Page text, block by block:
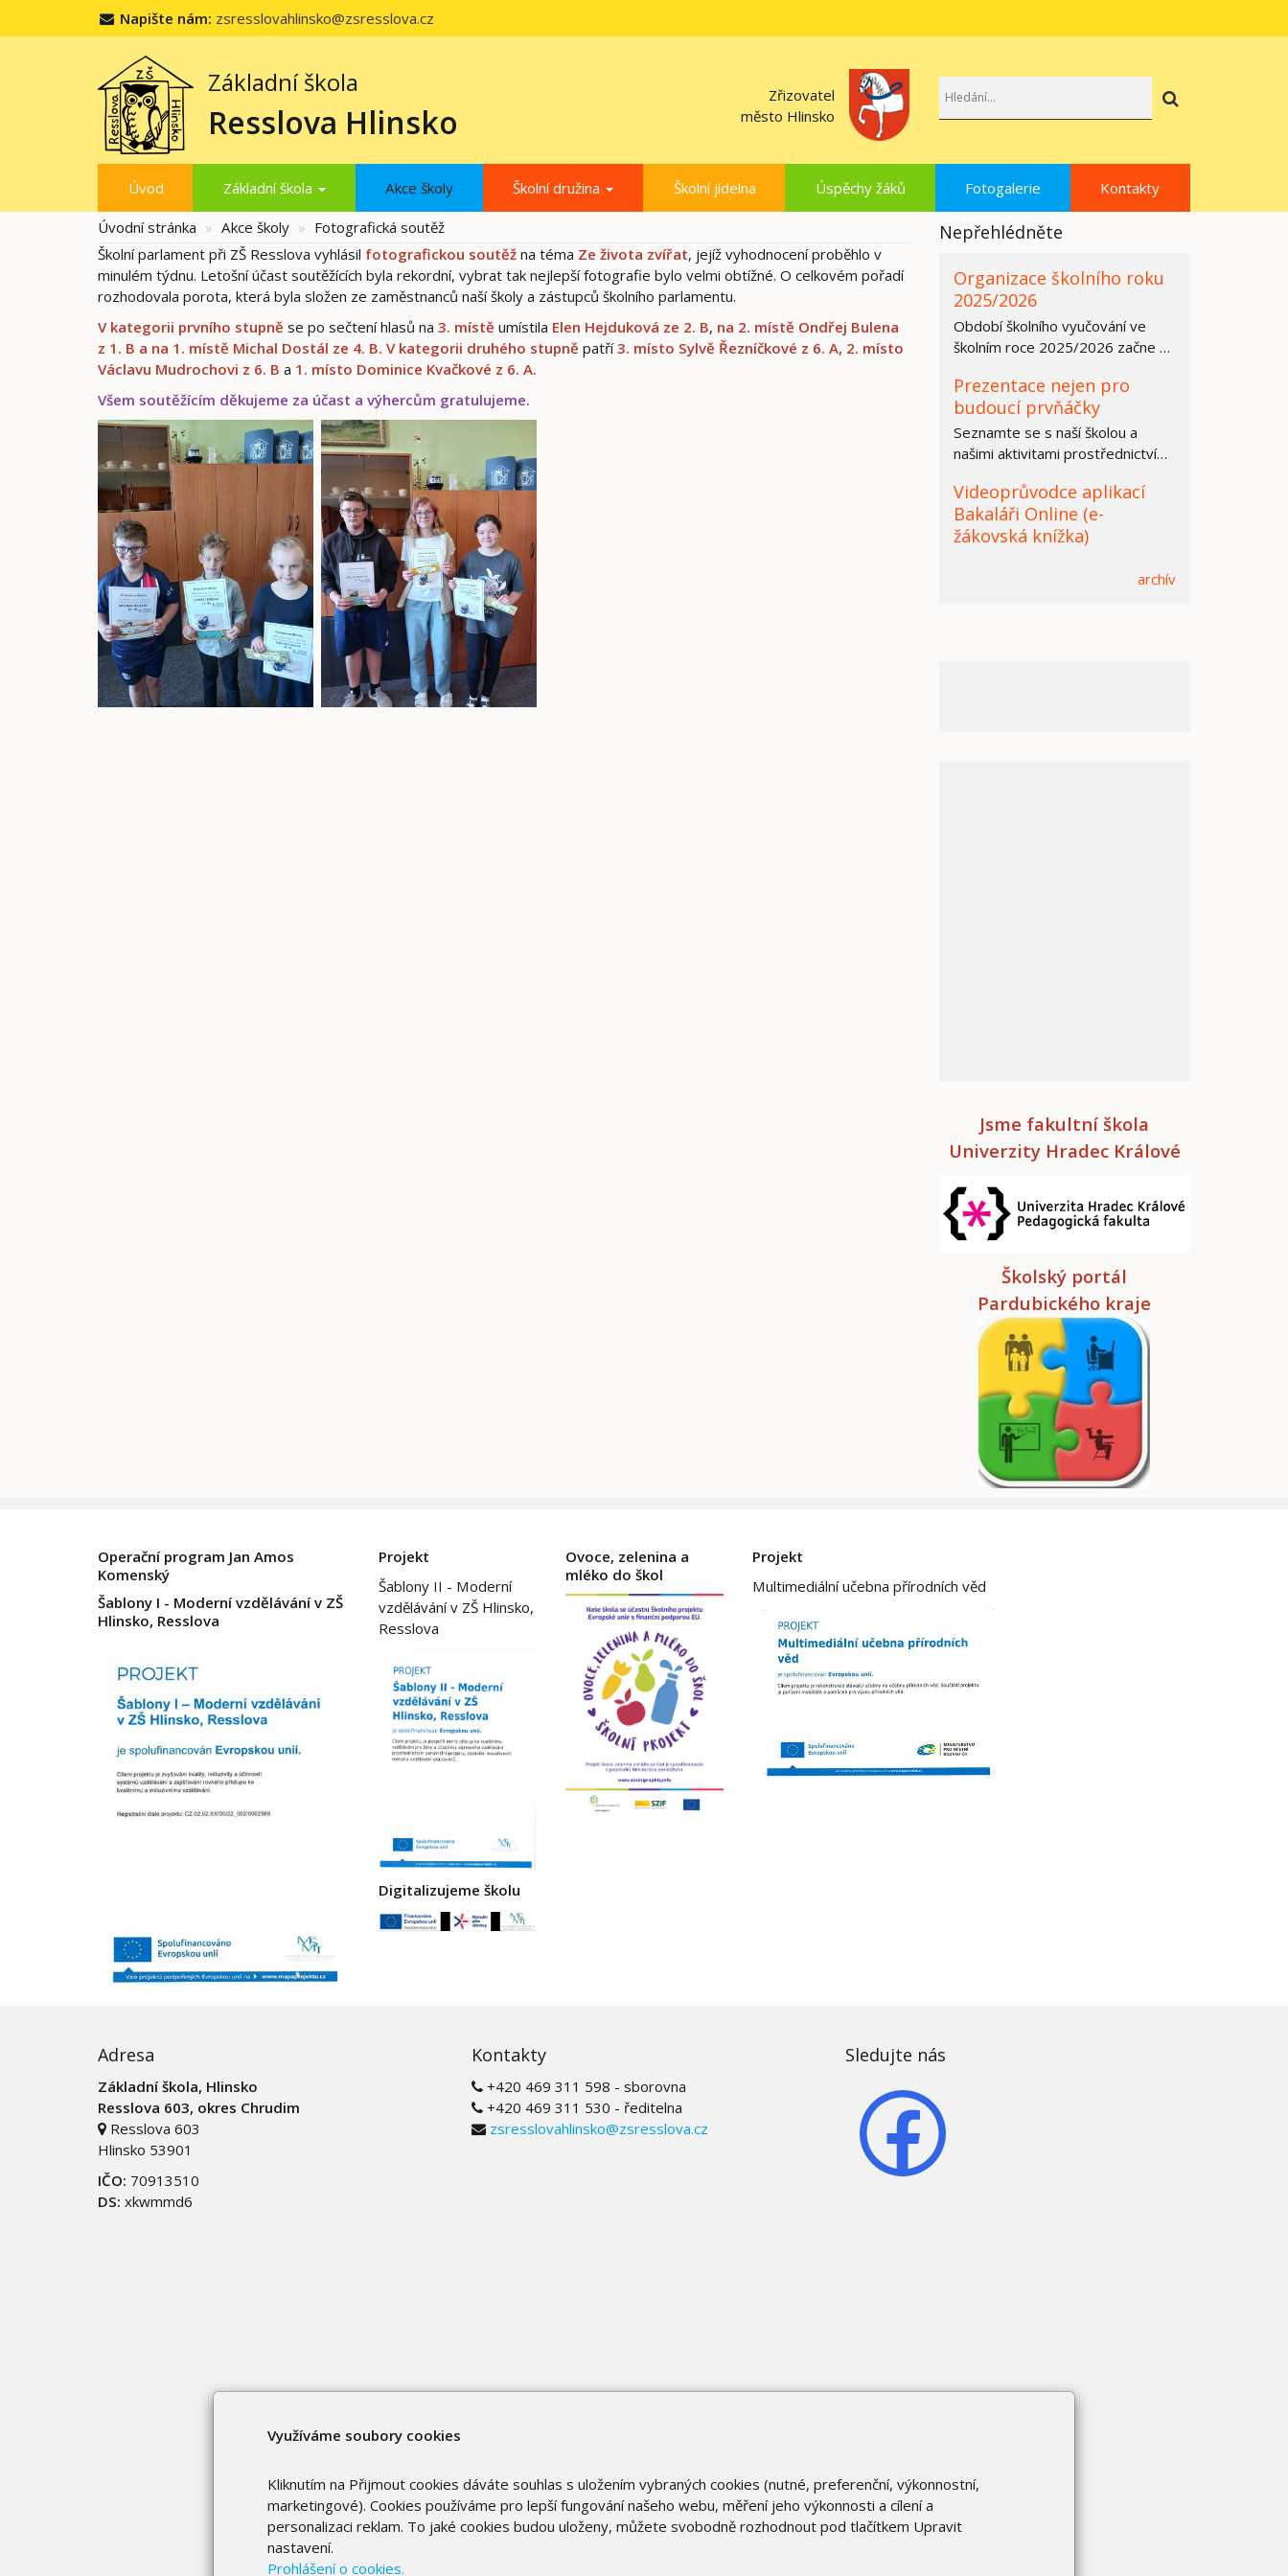
Napište nám: zsresslovahlinsko@zsresslova.cz
Základní škola
Resslova Hlinsko
Zřizovatel
město Hlinsko
Úvod Základní škola Akce školy Školní družina Školní jídelna Úspěchy žáků Fotogalerie Kontakty
Úvodní stránka Akce školy
Fotografická soutěž
Školní parlament při ZŠ Resslova vyhlásil fotografickou soutěž na téma Ze života zvířat, jejíž vyhodnocení proběhlo v
minulém týdnu. Letošní účast soutěžících byla rekordní, vybrat tak nejlepší fotografie bylo velmi obtížné. O celkovém pořadí
rozhodovala porota, která byla složen ze zaměstnanců naší školy a zástupců školního parlamentu.
V kategorii prvního stupně se po sečtení hlasů na 3. místě umístila Elen Hejduková ze 2. B, na 2. místě Ondřej Bulena
z 1. B a na 1. místě Michal Dostál ze 4. B. V kategorii druhého stupně patří3. místo Sylvě Řezníčkové z 6. A, 2. místo
Václavu Mudrochovi z 6. B a 1. místo Dominice Kvačkové z 6. A.
Všem soutěžícím děkujeme za účast a výhercům gratulujeme.
Nepřehlédněte
Organizace školního roku
2025/2026
Období školního vyučování ve
školním roce 2025/2026 začne ve
středních…
Prezentace nejen pro
budoucí prvňáčky
Seznamte se s naší školou a
našimi aktivitami prostřednictvím
Videoprůvodce aplikací
Bakaláři Online (e-
žákovská knížka)
archív
Jsme fakultní škola
Univerzity Hradec Králové
Školský portál
Pardubického kraje
Operační program Jan Amos
Komenský
Šablony I - Moderní vzdělávání v ZŠ
Hlinsko, Resslova
Projekt
Šablony II - Moderní
vzdělávání v ZŠ Hlinsko,
Resslova
Digitalizujeme školu
Ovoce, zelenina a
mléko do škol
Projekt
Multimediální učebna přírodních věd
Adresa
Základní škola, Hlinsko
Resslova 603, okres Chrudim
Resslova 603
Hlinsko 53901
IČO: 70913510
DS: xkwmmd6
Kontakty
+420 469 311 598 - sborovna
+420 469 311 530 - ředitelna
zsresslovahlinsko@zsresslova.cz
Sledujte nás
Využíváme soubory cookies
Kliknutím na Přijmout cookies dáváte souhlas s uložením vybraných cookies (nutné, preferenční, výkonnostní,
marketingové). Cookies používáme pro lepší fungování našeho webu, měření jeho výkonnosti a cílení a
personalizaci reklam. To jaké cookies budou uloženy, můžete svobodně rozhodnout pod tlačítkem Upravit
nastavení.
Prohlášení o cookies.